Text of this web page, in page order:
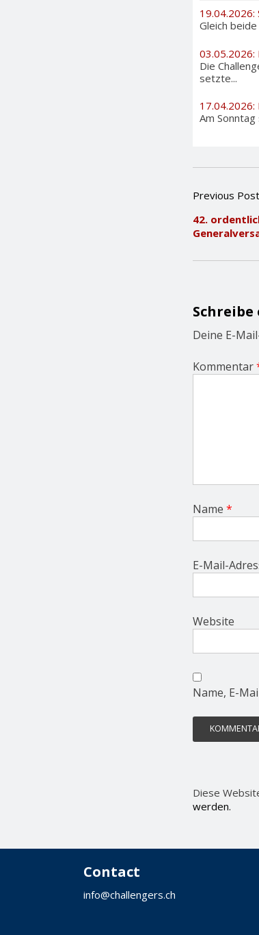
19.04.2026:
Gleich
03.05.2026:
Die
setzte...
17.04.2026:
Am
P
s
t
a
g
a
t
n
Previous
42.
Deine E-
Kommentar
Name *
E-Mail-
Website
Name, E-
Diese
werden.
Contact
info@challengers.ch